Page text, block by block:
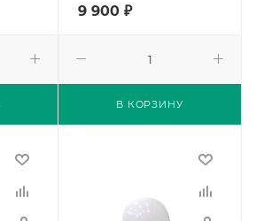
В КОРЗИНУ
9 900₽